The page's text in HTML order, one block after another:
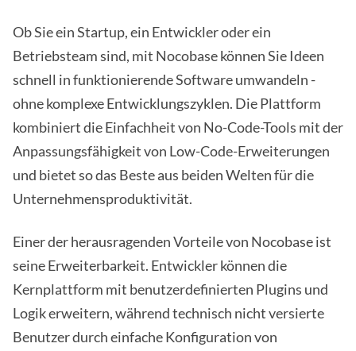
Ob Sie ein Startup, ein Entwickler oder ein
Betriebsteam sind, mit Nocobase können Sie Ideen
schnell in funktionierende Software umwandeln -
ohne komplexe Entwicklungszyklen. Die Plattform
kombiniert die Einfachheit von No-Code-Tools mit der
Anpassungsfähigkeit von Low-Code-Erweiterungen
und bietet so das Beste aus beiden Welten für die
Unternehmensproduktivität.
Einer der herausragenden Vorteile von Nocobase ist
seine Erweiterbarkeit. Entwickler können die
Kernplattform mit benutzerdefinierten Plugins und
Logik erweitern, während technisch nicht versierte
Benutzer durch einfache Konfiguration von